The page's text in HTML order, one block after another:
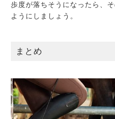
歩度が落ちそうになったら、
ようにしましょう。
まとめ